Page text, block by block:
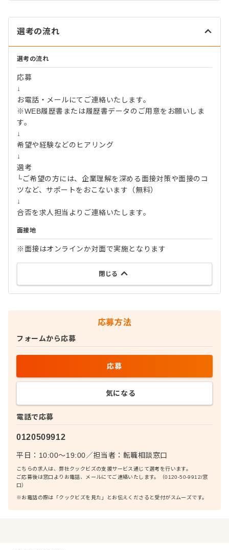
選考の流れ
選考の流れ
応募
↓
お電話・メールにてご連絡いたします。
※WEB履歴書または履歴書データのご用意をお願いしま
す。
↓
希望や経験などのヒアリング
↓
選考
└ご希望の方には、企業理解を深める面接対策や面接のコ
ツなど、サポートをおこないます（無料）
↓
合否を求人担当よりご連絡いたします。
面接地
※面接はオンラインか対面で実施となります
閉じる
応募方法
電話で応募
0120509912
平日：10:00〜19:00／担当者： 転職相談窓口
こちらの求人は、弊社クックビズの支援サービス通じて選考を行います。
ご応募後は窓口よりお電話、メールにてご連絡いたします。（0120-50-9912/窓
口）
※お電話の際は「クックビズを見た」とお伝えくださると受付がスムーズです。
フォームから応募
応募
気になる